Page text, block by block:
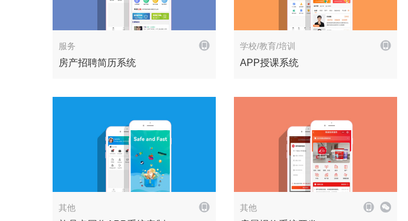
解决方案
服务
房产招聘简历系统
解决方案
学校/教育/培训
APP授课系统
解决方案
其他 解决方案
其他